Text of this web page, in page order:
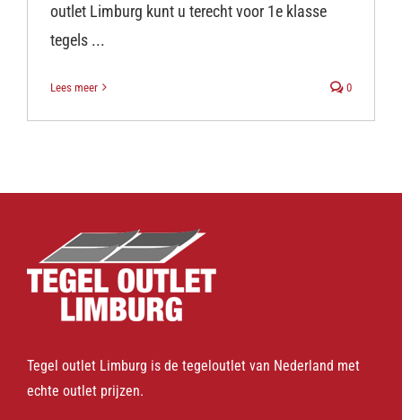
outlet Limburg kunt u terecht voor 1e klasse
tegels ...
Lees meer 0
Tegel outlet Limburg is de tegeloutlet van Nederland met
echte outlet prijzen.